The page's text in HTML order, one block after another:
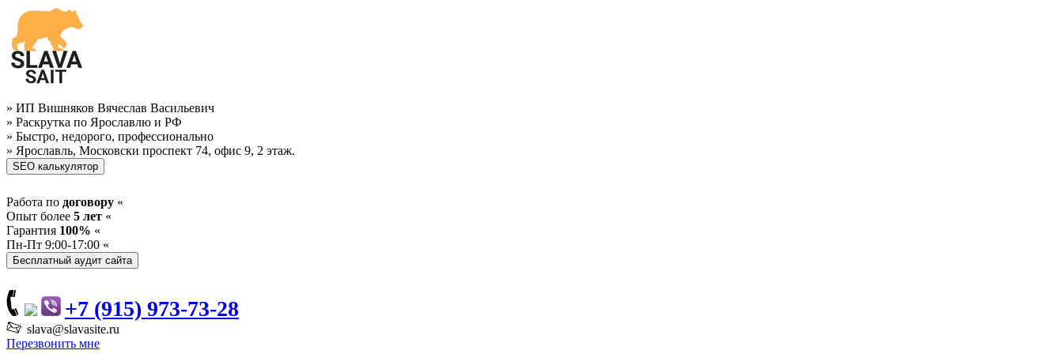
» ИП Вишняков Вячеслав Васильевич
» Раскрутка по Ярославлю и РФ
» Быстро, недорого, профессионально
» Ярославль, Московски проспект 74, офис 9, 2 этаж.
Работа по договору «
Опыт более 5 лет «
Гарантия 100% «
Пн-Пт 9:00-17:00 «
+7 (915) 973-73-28
slava@slavasite.ru
Перезвонить мне